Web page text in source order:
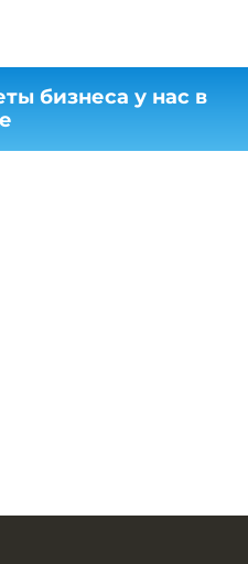
бизнеса у нас в